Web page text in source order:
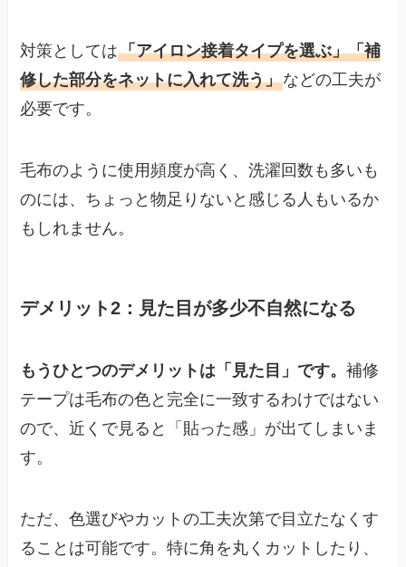
対策としては「アイロン接着タイプを選ぶ」「補
修した部分をネットに入れて洗う」などの工夫が
必要です。
毛布のように使用頻度が高く、洗濯回数も多いも
のには、ちょっと物足りないと感じる人もいるか
もしれません。
デメリット2：見た目が多少不自然になる
もうひとつのデメリットは「見た目」です。補修
テープは毛布の色と完全に一致するわけではない
ので、近くで見ると「貼った感」が出てしまいま
す。
ただ、色選びやカットの工夫次第で目立たなくす
ることは可能です。特に角を丸くカットしたり、